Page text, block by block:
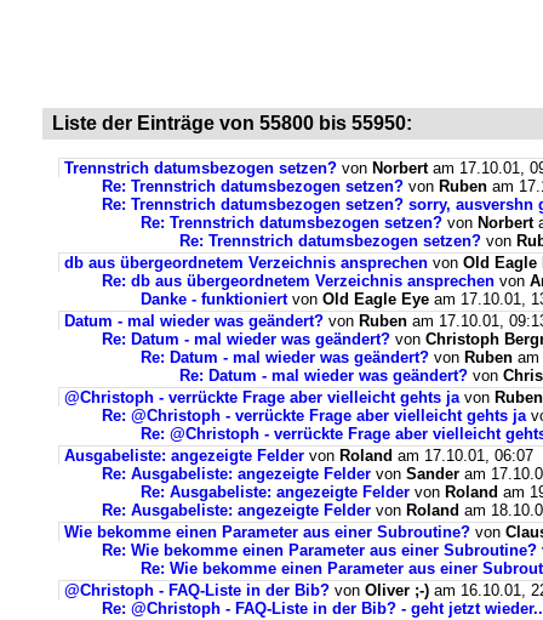
Liste der Einträge von 55800 bis 55950:
Trennstrich datumsbezogen setzen? von Norbertam 17.10.01,
Re: Trennstrich datumsbezogen setzen? von Ruben am
Re: Trennstrich datumsbezogen setzen? sorry, ausvershn
Re: Trennstrich datumsbezogen setzen? von Norbert
Re: Trennstrich datumsbezogen setzen? von
db aus übergeordnetem Verzeichnis ansprechen von Old Eagle
Re: db aus übergeordnetem Verzeichnis ansprechen von
Danke - funktioniertvon Old Eagle Eye am 17.10.01,
Datum - mal wieder was geändert? von Ruben am 17.10.01,
Re: Datum - mal wieder was geändert? von Christoph
Re: Datum - mal wieder was geändert? von Ruben am
Re: Datum - mal wieder was geändert? von
@Christoph - verrückte Frage aber vielleicht gehts javon Ruben
Re: @Christoph - verrückte Frage aber vielleicht gehts ja
Re: @Christoph - verrückte Frage aber vielleicht
Ausgabeliste: angezeigte Felder von Roland am 17.10.01, 06:07
Re: Ausgabeliste: angezeigte Felder von Sander am
Re: Ausgabeliste: angezeigte Felder von Roland am
Re: Ausgabeliste: angezeigte Felder von Roland am
Wie bekomme einen Parameter aus einer Subroutine? von
Re: Wie bekomme einen Parameter aus einer Subroutine?
Re: Wie bekomme einen Parameter aus einer
@Christoph - FAQ-Liste in der Bib? von Oliver ;-) am 16.10.01,
Re: @Christoph - FAQ-Liste in der Bib? - geht jetzt